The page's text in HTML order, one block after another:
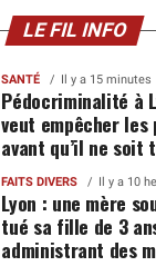
LE FIL INFO
SANTÉ Il y a 15 minutes
Pédocriminalité à
veut empêcher les
avant qu’il ne soit
FAITS DIVERS Il y a 10
Lyon : une mère
tué sa fille de 3
administrant des